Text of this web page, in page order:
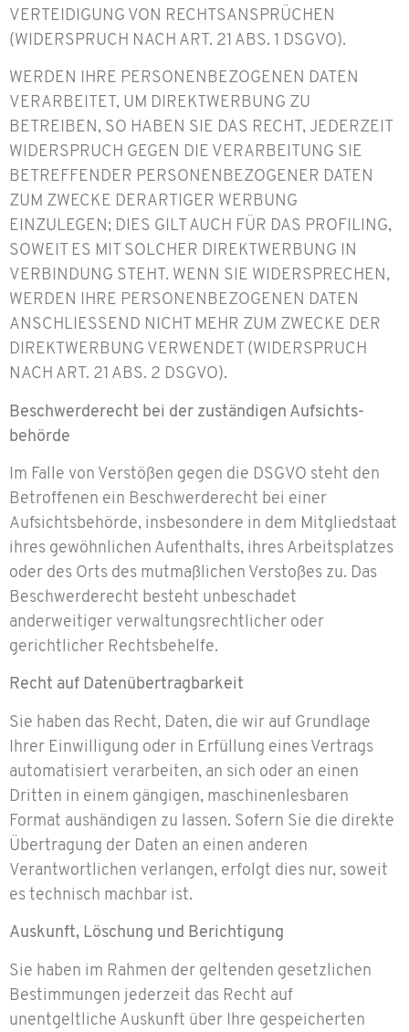
VERTEIDIGUNG VON RECHTSANSPRÜCHEN
(WIDERSPRUCH NACH ART. 21 ABS. 1 DSGVO).
WERDEN IHRE PERSONENBEZOGENEN DATEN
VERARBEITET, UM DIREKTWERBUNG ZU
BETREIBEN, SO HABEN SIE DAS RECHT, JEDERZEIT
WIDERSPRUCH GEGEN DIE VERARBEITUNG SIE
BETREFFENDER PERSONENBEZOGENER DATEN
ZUM ZWECKE DERARTIGER WERBUNG
EINZULEGEN; DIES GILT AUCH FÜR DAS PROFILING,
SOWEIT ES MIT SOLCHER DIREKTWERBUNG IN
VERBINDUNG STEHT. WENN SIE WIDERSPRECHEN,
WERDEN IHRE PERSONENBEZOGENEN DATEN
ANSCHLIESSEND NICHT MEHR ZUM ZWECKE DER
DIREKTWERBUNG VERWENDET (WIDERSPRUCH
NACH ART. 21 ABS. 2 DSGVO).
Beschwerde­recht bei der zuständigen Aufsichts­
behörde
Im Falle von Verstößen gegen die DSGVO steht den
Betroffenen ein Beschwerderecht bei einer
Aufsichtsbehörde, insbesondere in dem Mitgliedstaat
ihres gewöhnlichen Aufenthalts, ihres Arbeitsplatzes
oder des Orts des mutmaßlichen Verstoßes zu. Das
Beschwerderecht besteht unbeschadet
anderweitiger verwaltungsrechtlicher oder
gerichtlicher Rechtsbehelfe.
Recht auf Daten­übertrag­barkeit
Sie haben das Recht, Daten, die wir auf Grundlage
Ihrer Einwilligung oder in Erfüllung eines Vertrags
automatisiert verarbeiten, an sich oder an einen
Dritten in einem gängigen, maschinenlesbaren
Format aushändigen zu lassen. Sofern Sie die direkte
Übertragung der Daten an einen anderen
Verantwortlichen verlangen, erfolgt dies nur, soweit
es technisch machbar ist.
Auskunft, Löschung und Berichtigung
Sie haben im Rahmen der geltenden gesetzlichen
Bestimmungen jederzeit das Recht auf
unentgeltliche Auskunft über Ihre gespeicherten